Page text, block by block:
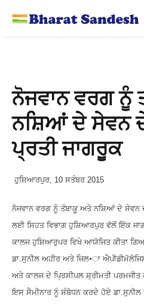
ਨੋਜਵਾਨ ਵਰਗ ਨੂੰ
ਨਸ਼ਿਆਂ ਦੇ ਸੇਵਨ
ਪ੍ਰਤੀ ਜਾਗਰੂਕ
ਹੁਸ਼ਿਆਰਪੁਰ, 10 ਸਤੰਬਰ 2015
ਨੋਜਵਾਨ ਵਰਗ ਨੂੰ ਤੰਬਾਕੂ ਅਤੇ ਨਸ਼ਿਆਂ ਦੇ ਸੇਵਨ
ਲਈ ਸਿਹਤ ਵਿਭਾਗ ਹੁਸ਼ਿਆਰਪੁਰ ਵੱਲੋਂ ਇੱਕ
ਕਾਲਜ ਹੁਸ਼ਿਆਰੁਪਰ ਵਿਖੇ ਆਯੋਜਿਤ ਕੀਤਾ
ਡਾ.ਸੁਨੀਲ ਅਹੀਰ ਅਤੇ ਜਿਲ•ਾ
ਅਤੇ ਕਾਲਜ ਦੇ ਪ੍ਰਿਸੀਪਲ ਸ਼੍ਰੀਮਤੀ
ਇਸ ਸੈਮੀਨਾਰ ਨੂੰ ਸੰਬੋਧਨ ਕਰਦੇ ਹੋਏ ਡਾ.ਸੁਨੀਲ